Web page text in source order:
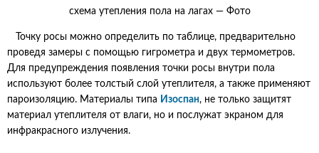
схема утепления пола на лагах — Фото
Точку росы можно определить по таблице, предварительно
проведя замеры с помощью гигрометра и двух термометров.
Для предупреждения появления точки росы внутри пола
используют более толстый слой утеплителя, а также применяют
пароизоляцию. Материалы типа Изоспан, не только защитят
материал утеплителя от влаги, но и послужат экраном для
инфракрасного излучения.